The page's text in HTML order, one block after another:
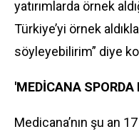
yatırımlarda örnek
Türkiye’yi örnek
söyleyebilirim” diye
'MEDİCANA SPORDA
Medicana’nın şu an